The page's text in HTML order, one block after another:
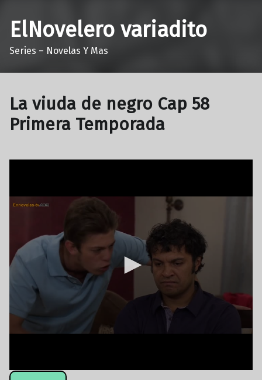
ElNovelero variadito
Series – Novelas Y Mas
La viuda de negro Cap 58
Primera Temporada